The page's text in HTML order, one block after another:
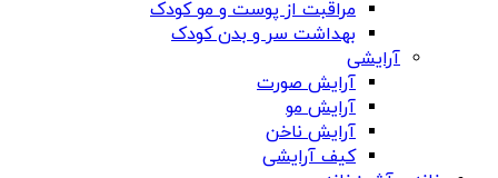
مراقبت از پوست و مو کودک
بهداشت سر و بدن کودک
آرایشی
آرایش صورت
آرایش مو
آرایش ناخن
کیف آرایشی